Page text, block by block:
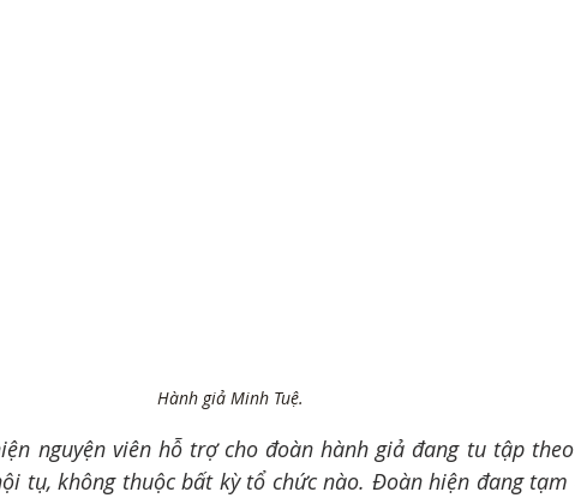
Hành giả Minh Tuệ.
nguyện viên hỗ trợ cho đoàn hành giả đang tu tập
tụ, không thuộc bất kỳ tổ chức nào. Đoàn hiện đang tạm